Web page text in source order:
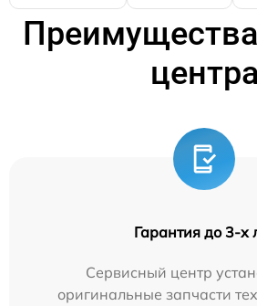
центра
Гарантия до 3-х
Сервисный центр
оригинальные запчасти